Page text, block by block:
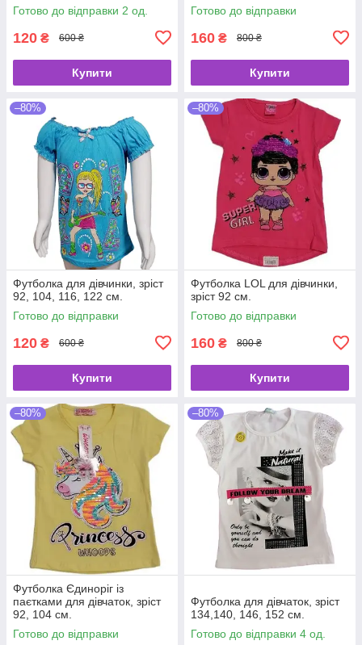
Готово до відправки 2 од.
120 ₴ 600 ₴
Купити
Готово до відправки
160 ₴ 800 ₴
Купити
–80%
Футболка для дівчинки, зріст
92, 104, 116, 122 см.
Готово до відправки
120 ₴ 600 ₴
Купити
–80%
Футболка LOL для дівчинки,
зріст 92 см.
Готово до відправки
160 ₴ 800 ₴
Купити
–80%
Футболка Єдиноріг із
паєтками для дівчаток, зріст
92, 104 см.
Готово до відправки
–80%
Футболка для дівчаток, зріст
134,140, 146, 152 см.
Готово до відправки 4 од.